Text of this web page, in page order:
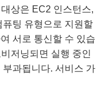
상은 EC2 인스턴스,
팅 유형으로 지원할
서로 통신할 수 있습
저닝되면 실행 중인
과됩니다. 서비스 가